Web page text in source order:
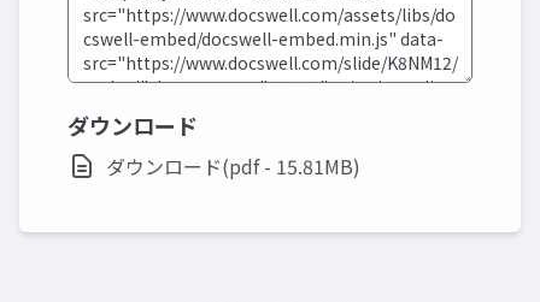
ダウンロード
ダウンロード(pdf - 15.81MB)